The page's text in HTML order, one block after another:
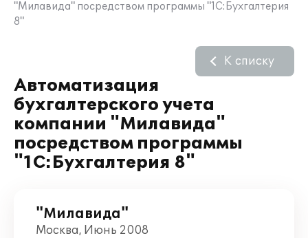
"Милавида" посредством программы "1С:Бухгалтерия
8"
Автоматизация
бухгалтерского учета
компании "Милавида"
посредством программы
"1С:Бухгалтерия 8"
К списку
"Милавида"
Москва, Июнь 2008